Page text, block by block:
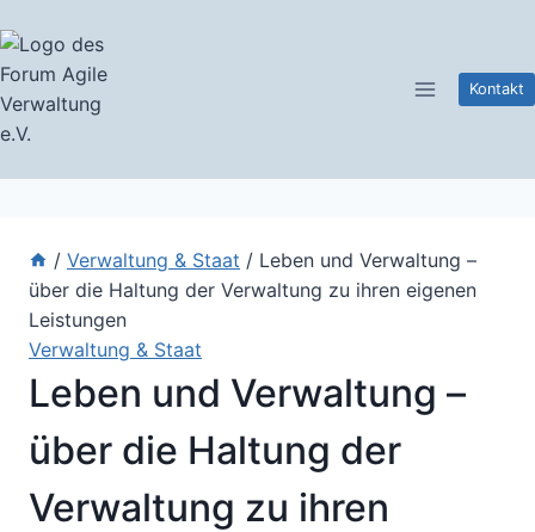
Inhalt
springen
Kontakt
/ Verwaltung & Staat / Leben und Verwaltung –
über die Haltung der Verwaltung zu ihren eigenen
Leistungen
Verwaltung & Staat
Leben und Verwaltung –
über die Haltung der
Verwaltung zu ihren